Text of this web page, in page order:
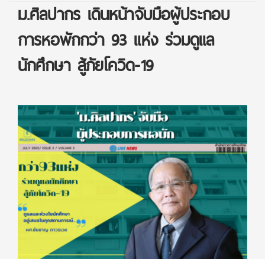
ม.ศิลปากร เดินหน้าจับมือผู้ประกอบ
การหอพักกว่า 93 แห่ง ร่วมดูแล
นักศึกษา สู้ภัยโควิด-19